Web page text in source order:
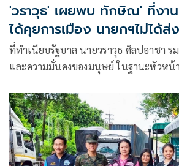
'วราวุธ' เผยพบ ทักษิณ' ที่งา
ได้คุยการเมือง นายกฯไม่ไ
ครม.
ที่ทำเนียบรัฐบาล นายวราวุธ ศิลปอาชา ร
และความมั่นคงของมนุษย์ ในฐานะหัวหน้